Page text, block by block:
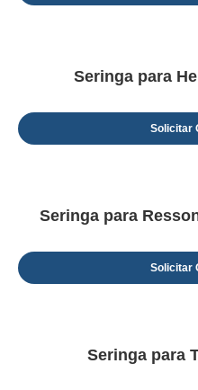
Seringa para
Solicitar
Seringa para
Solicitar
Seringa para